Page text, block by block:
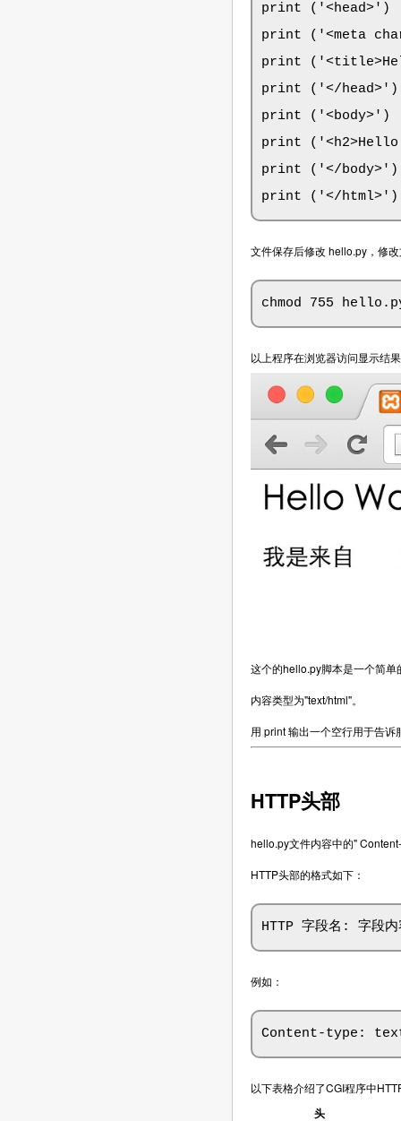
print ('<head>')
print ('<meta
print
print ('</head>')
print ('<body>')
print ('<h2>Hello
print ('</body>')
print ('</html>')
文件保存后修改 hello.py，修
chmod 755
以上程序在浏览器访问显示结
这个的hello.py脚本是一个简
内容类型为"text/html"。
用 print 输出一个空行用于告诉
HTTP头部
hello.py文件内容中的"
HTTP头部的格式如下：
HTTP 字段名: 字段内
例如：
Content-type:
以下表格介绍了CGI程序中
头